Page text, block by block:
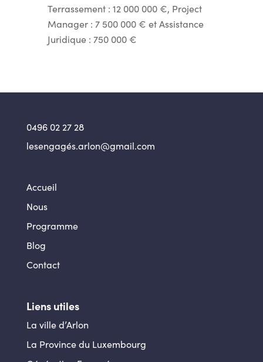
Terrassement : 12 000 000 €, Project
Manager : 7 500 000 € et Assistance
Juridique : 750 000 €
0496 02 27 28
lesengagés.arlon@gmail.com
Accueil
Nous
Programme
Blog
Contact
Liens utiles
La ville d’Arlon
La Province du Luxembourg